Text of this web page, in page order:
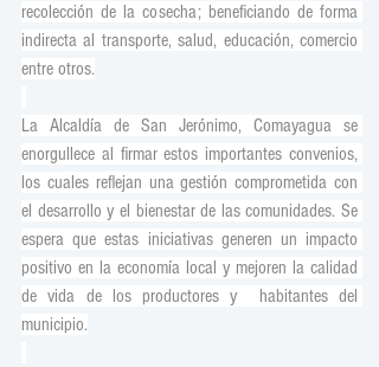
recolección de la cosecha; beneficiando de forma
indirecta al transporte, salud, educación, comercio
entre otros.
La Alcaldía de San Jerónimo, Comayagua se
enorgullece al firmar estos importantes convenios,
los cuales reflejan una gestión comprometida con
el desarrollo y el bienestar de las comunidades. Se
espera que estas iniciativas generen un impacto
positivo en la economía local y mejoren la calidad
de vida de los productores y  habitantes del
municipio.